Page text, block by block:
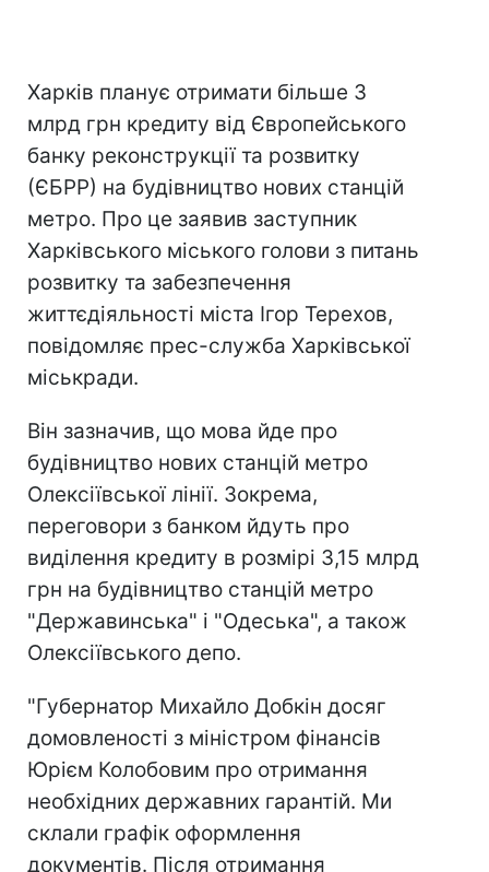
Харків планує отримати більше 3
млрд грн кредиту від Європейського
банку реконструкції та розвитку
(ЄБРР) на будівництво нових станцій
метро. Про це заявив заступник
Харківського міського голови з питань
розвитку та забезпечення
життєдіяльності міста Ігор Терехов,
повідомляє прес-служба Харківської
міськради.
Він зазначив, що мова йде про
будівництво нових станцій метро
Олексіївської лінії. Зокрема,
переговори з банком йдуть про
виділення кредиту в розмірі 3,15 млрд
грн на будівництво станцій метро
"Державинська" і "Одеська", а також
Олексіївського депо.
"Губернатор Михайло Добкін досяг
домовленості з міністром фінансів
Юрієм Колобовим про отримання
необхідних державних гарантій. Ми
склали графік оформлення
документів. Після отримання